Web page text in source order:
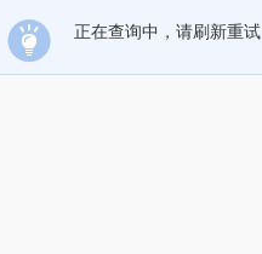
正在查询中，请刷新重试